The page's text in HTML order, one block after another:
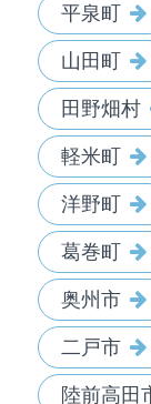
平泉町
山田町
田野畑村
軽米町
洋野町
葛巻町
奥州市
二戸市
陸前高田